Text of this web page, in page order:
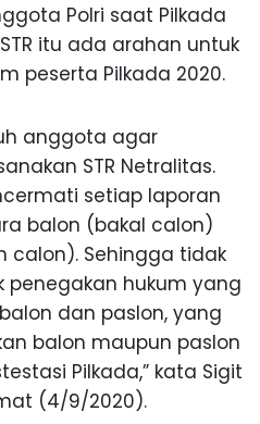
Polri saat Pilkada
itu ada arahan untuk
peserta Pilkada 2020.
anggota agar
STR Netralitas.
setiap laporan
balon (bakal calon)
calon). Sehingga tidak
penegakan hukum yang
dan paslon, yang
balon maupun paslon
Pilkada,” kata Sigit
(4/9/2020).